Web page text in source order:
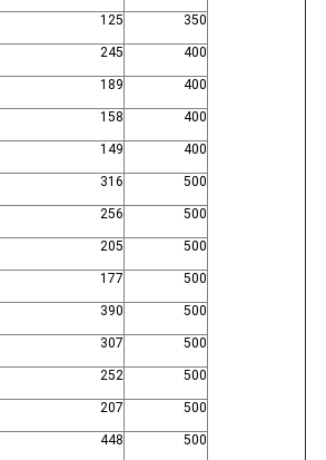
125 350
245 400
189 400
158 400
149 400
316 500
256 500
205 500
177 500
390 500
307 500
252 500
207 500
448 500